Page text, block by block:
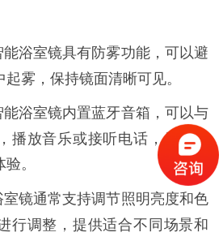
浴室镜具有防雾功能，可以避
雾，保持镜面清晰可见。
浴室镜内置蓝牙音箱，可以与
播放音乐或接听电话，为您带
。
镜通常支持调节照明亮度和色
行调整，提供适合不同场景和